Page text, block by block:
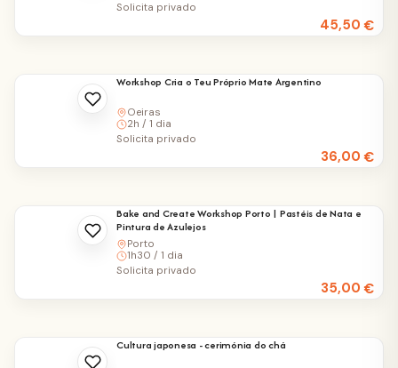
45,50€
Solicita privado
Workshop Cria o Teu Próprio Mate Argentino
Oeiras
2h / 1 dia
36,00€
Solicita privado
Bake and Create Workshop Porto | Pastéis de Nata e
Pintura de Azulejos
Porto
1h30 / 1 dia
35,00€
Solicita privado
Cultura japonesa - cerimónia do chá